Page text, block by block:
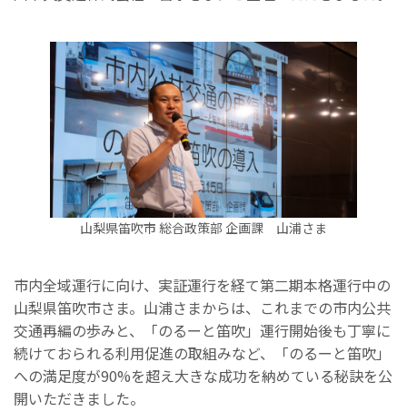
山梨県笛吹市 総合政策部 企画課 山浦さま
市内全域運行に向け、実証運行を経て第二期本格運行中の
山梨県笛吹市さま。山浦さまからは、これまでの市内公共
交通再編の歩みと、「のるーと笛吹」運行開始後も丁寧に
続けておられる利用促進の取組みなど、「のるーと笛吹」
への満足度が90%を超え大きな成功を納めている秘訣を公
開いただきました。